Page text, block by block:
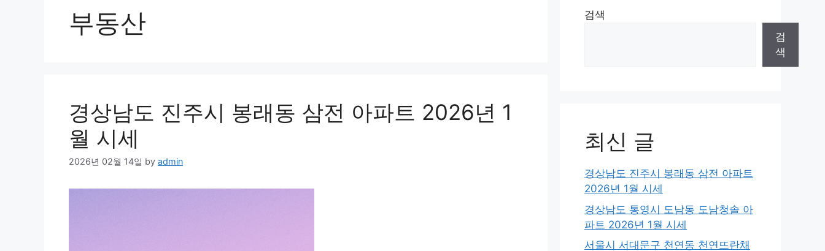
부동산
경상남도 진주시 봉래동 삼전 아파트 2026년 1
월 시세
2026년 02월 14일 by admin
검색
검
색
최신 글
경상남도 진주시 봉래동 삼전 아파트
2026년 1월 시세
경상남도 통영시 도남동 도남청솔 아
파트 2026년 1월 시세
서울시 서대문구 천연동 천연뜨란채